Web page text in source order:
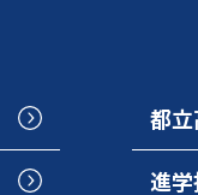
都
進